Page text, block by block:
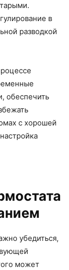
в
разводкой
обеспечить
с хорошей
убедиться,
может